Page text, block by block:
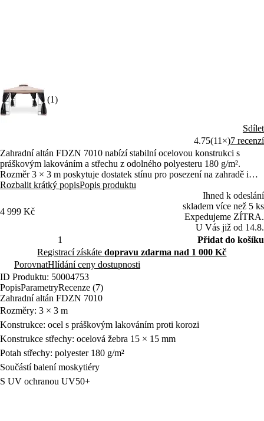
(1)
Sdílet
4.75(11×)7 recenzí
Zahradní altán FDZN 7010 nabízí stabilní ocelovou konstrukci s
práškovým lakováním a střechu z odolného polyesteru 180 g/m².
Rozměr 3 × 3 m poskytuje dostatek stínu pro posezení na zahradě i
terase. Součástí jsou moskytiéry pro ochranu proti větru a hmyzu.
Rozbalit krátký popisPopis produktu
4 999 Kč
Ihned k odeslání
skladem více než 5 ks
Expedujeme ZÍTRA.
U Vás již od 14.8.
Přidat do košíku
Registrací získátedopravu zdarma nad 1 000 Kč
PorovnatHlídání ceny dostupnosti
ID Produktu: 50004753
PopisParametryRecenze (7)
Zahradní altán FDZN 7010
Rozměry: 3 × 3 m
Konstrukce: ocel s práškovým lakováním proti korozi
Konstrukce střechy: ocelová žebra 15 × 15 mm
Potah střechy: polyester 180 g/m²
Součástí balení moskytiéry
S UV ochranou UV50+